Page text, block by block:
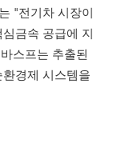
"전기차 시장이
금속 공급에 지
스프는 추출된
경제 시스템을